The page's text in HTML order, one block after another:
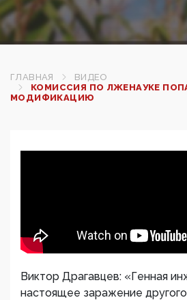
ГЛАВНАЯ
ВИДЕО
КОМИССИЯ ПО ЛЖЕНАУКЕ
МОДИФИКАЦИЮ
Виктор Драгавцев: «Генная
настоящее заражение